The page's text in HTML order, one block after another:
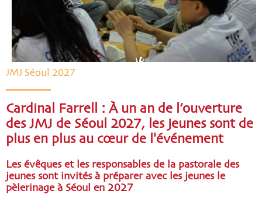
JMJ Séoul 2027
Cardinal Farrell : À un an de l’ouverture
des JMJ de Séoul 2027, les jeunes sont de
plus en plus au cœur de l'événement
Les évêques et les responsables de la pastorale des
jeunes sont invités à préparer avec les jeunes le
pèlerinage à Séoul en 2027